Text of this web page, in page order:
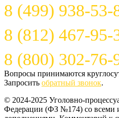
8 (499) 938-53-
8 (812) 467-95-
8 (800) 302-76-
Вопросы принимаются
Запросить обратный звонок.
© 2024-2025 Уголовно-
Федерации (ФЗ №174) со всеми